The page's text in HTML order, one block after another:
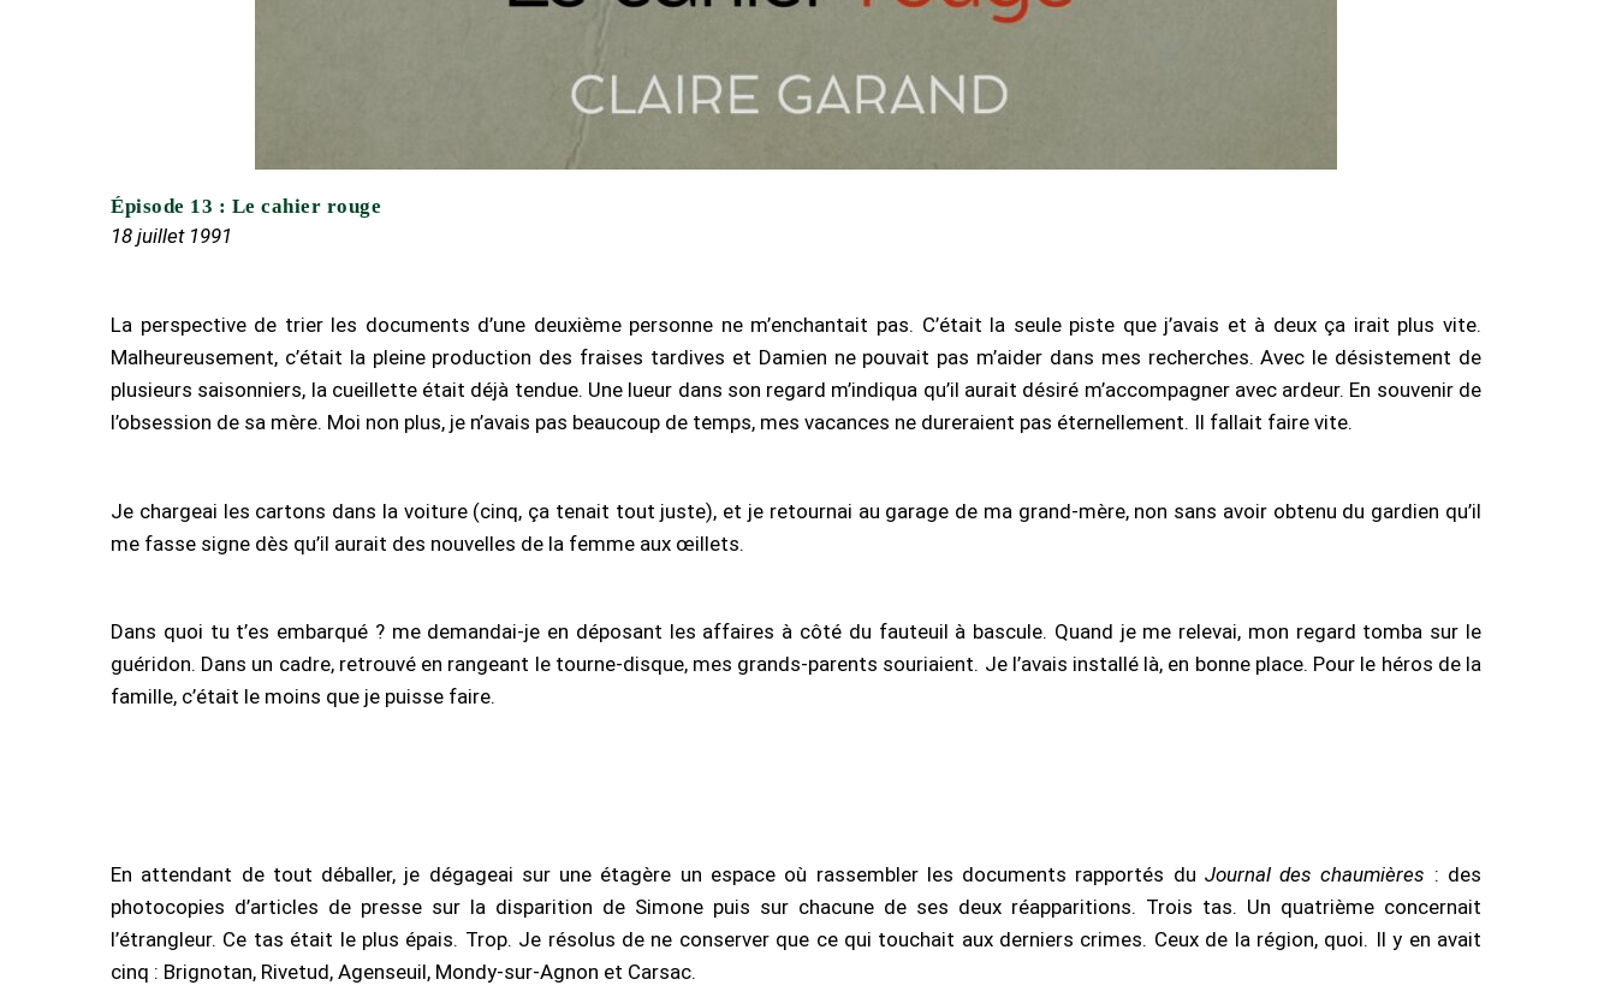
Épisode 13 : Le cahier rouge
18 juillet 1991
La perspective de trier les documents d’une deuxième personne ne m’enchantait pas. C’était la seule piste que j’avais et à deux ça irait plus vite.
Malheureusement, c’était la pleine production des fraises tardives et Damien ne pouvait pas m’aider dans mes recherches. Avec le désistement de
plusieurs saisonniers, la cueillette était déjà tendue. Une lueur dans son regard m’indiqua qu’il aurait désiré m’accompagner avec ardeur. En souvenir de
l’obsession de sa mère. Moi non plus, je n’avais pas beaucoup de temps, mes vacances ne dureraient pas éternellement. Il fallait faire vite.
Je chargeai les cartons dans la voiture (cinq, ça tenait tout juste), et je retournai au garage de ma grand-mère, non sans avoir obtenu du gardien qu’il
me fasse signe dès qu’il aurait des nouvelles de la femme aux œillets.
Dans quoi tu t’es embarqué ? me demandai-je en déposant les affaires à côté du fauteuil à bascule. Quand je me relevai, mon regard tomba sur le
guéridon. Dans un cadre, retrouvé en rangeant le tourne-disque, mes grands-parents souriaient. Je l’avais installé là, en bonne place. Pour le héros de la
famille, c’était le moins que je puisse faire.
En attendant de tout déballer, je dégageai sur une étagère un espace où rassembler les documents rapportés du Journal des chaumières : des
photocopies d’articles de presse sur la disparition de Simone puis sur chacune de ses deux réapparitions. Trois tas. Un quatrième concernait
l’étrangleur. Ce tas était le plus épais. Trop. Je résolus de ne conserver que ce qui touchait aux derniers crimes. Ceux de la région, quoi. Il y en avait
cinq : Brignotan, Rivetud, Agenseuil, Mondy-sur-Agnon et Carsac.